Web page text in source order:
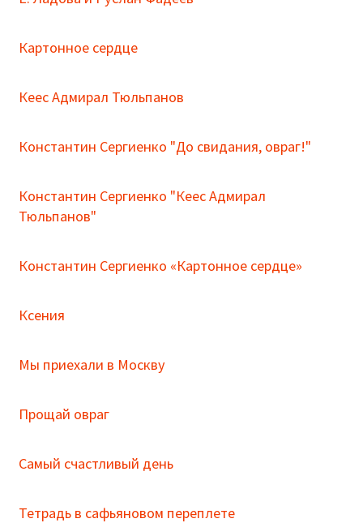
Картонное сердце
Кеес Адмирал Тюльпанов
Константин Сергиенко "До свидания, овраг!"
Константин Сергиенко "Кеес Адмирал
Тюльпанов"
Константин Сергиенко «Картонное сердце»
Ксения
Мы приехали в Москву
Прощай овраг
Самый счастливый день
Тетрадь в сафьяновом переплете